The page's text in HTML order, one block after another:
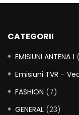
CATEGORII
EMISIUNI ANTENA 1
Emisiuni TVR –
FASHION (7)
GENERAL (23)